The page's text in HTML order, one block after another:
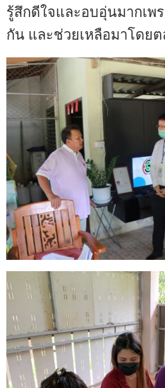
รู้สึกดีใจและอบอุ่นมากเพ
กัน และช่วยเหลือมาโดย